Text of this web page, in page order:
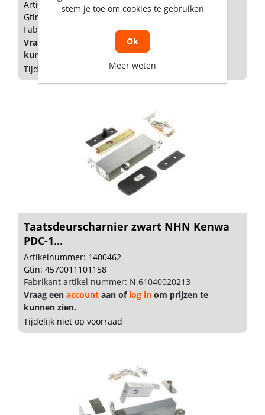
Artikelnummer: 1400149
Gtin: 5413470078267
Fabrikant artikel nummer: 91500030
Vraag een
aan oflog in
kunnen zien.
Tijdelijk niet op voorraad
Taatsdeurscharnier zwart NHN Kenwa
PDC-1...
Artikelnummer: 1400462
Gtin: 4570011101158
Fabrikant artikel nummer: N.61040020213
Vraag een account aan of log in om prijzen te
kunnen zien.
Tijdelijk niet op voorraad
stem je toe om cookies te gebruiken
Ok
Meer weten